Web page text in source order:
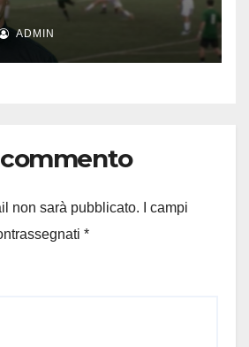
ADMIN
non sarà pubblicato.
I campi
*